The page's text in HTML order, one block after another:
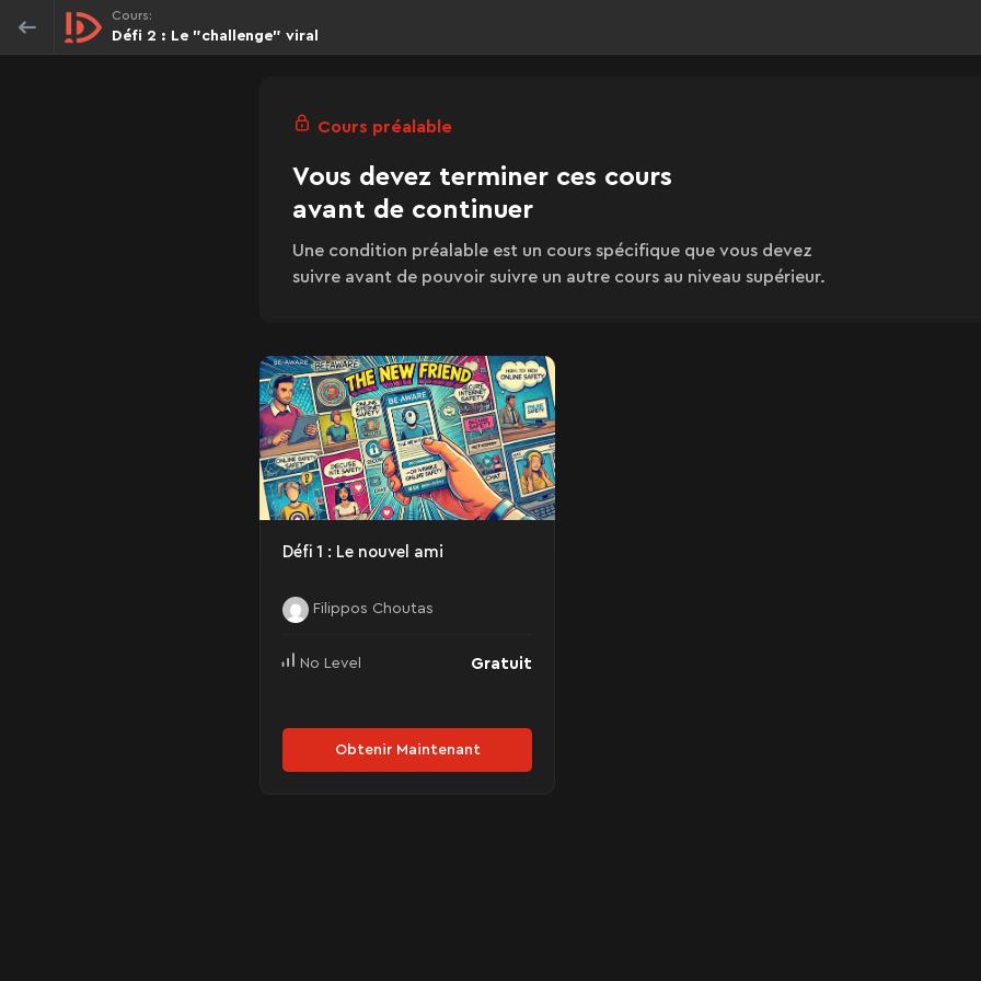
Cours:
Défi 2 : Le "challenge" viral
Cours préalable
Vous devez terminer ces cours
avant de continuer
Une condition préalable est un cours spécifique que vous devez
suivre avant de pouvoir suivre un autre cours au niveau supérieur.
Défi 1 : Le nouvel ami
Filippos Choutas
No Level Gratuit
Obtenir Maintenant